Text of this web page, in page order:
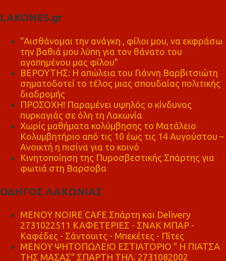
LAKONES.gr
"Αισθάνομαι την ανάγκη , φίλοι μου, να εκφράσω
την βαθιά μου λύπη για τον θάνατο του
αγαπημένου μας φίλου"
ΒΕΡΟΥΤΗΣ: Η απώλεια του Γιάννη Βαρβιτσιώτη
σηματοδοτεί το τέλος μιας σπουδαίας πολιτικής
διαδρομής
ΠΡΟΣΟΧΗ! Παραμένει υψηλός ο κίνδυνος
πυρκαγιάς σε όλη τη Λακωνία
Χωρίς μαθήματα κολύμβησης το Ματάλειο
Κολυμβητήριο από τις 10 έως τις 14 Αυγούστου –
Ανοικτή η πισίνα για το κοινό
Κινητοποίηση της Πυροσβεστικής Σπάρτης για
φωτιά στη Βαρσοβα
ΟΔΗΓΟΣ ΛΑΚΩΝΙΑΣ
MENOY NOIRE CAFE Σπάρτη και Delivery
2731022511 ΚΑΦΕΤΕΡΙΕΣ - ΣΝΑΚ ΜΠΑΡ -
Καφέδες - Σάντουιτς - Μπεκέτες - Πίτες
ΜΕΝΟΥ ΨΗΤΟΠΩΛΕΙΟ ΕΣΤΙΑΤΟΡΙΟ " Η ΠΙΑΤΣΑ
ΤΗΣ ΜΑΣΑΣ" ΣΠΑΡΤΗ ΤΗΛ. 2731082002